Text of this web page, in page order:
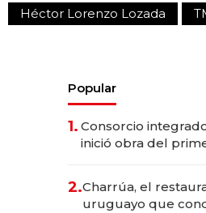
Héctor Lorenzo Lozada
Popular
1. Consorcio
inició obra del
millones
2.Charrúa, el
uruguayo que